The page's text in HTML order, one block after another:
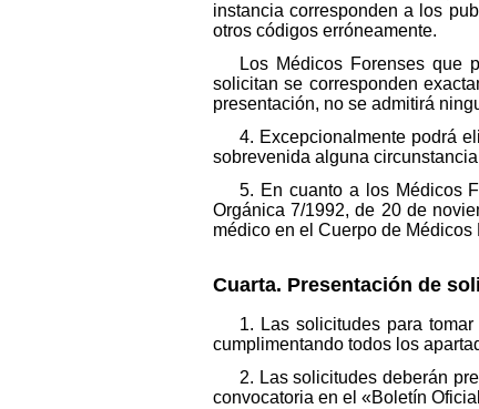
instancia corresponden a los
otros códigos erróneamente.
Los Médicos Forenses que
solicitan se corresponden
presentación, no se admitirá
4. Excepcionalmente podrá
sobrevenida alguna
5. En cuanto a los Médicos
Orgánica 7/1992, de 20 de
médico en el Cuerpo de Médicos
Cuarta. Presentación de
1. Las solicitudes para
cumplimentando todos los
2. Las solicitudes deberán
convocatoria en el «Boletín